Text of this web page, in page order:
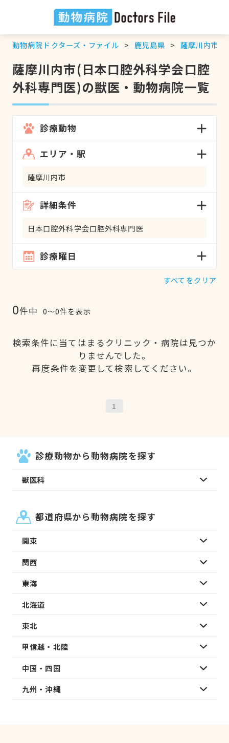
動物病院ドクターズ・ファイル 鹿児島県 薩摩川内市
薩摩川内市(日本口腔外科学会口腔
外科専門医)の獣医・動物病院一覧
診療動物
エリア・駅
薩摩川内市
詳細条件
日本口腔外科学会口腔外科専門医
診療曜日
すべてをクリア
0件中 0〜0件を表示
検索条件に当てはまるクリニック・病院は見つか
りませんでした。
再度条件を変更して検索してください。
1
診療動物から動物病院を探す
獣医科
都道府県から動物病院を探す
関東
関西
東海
北海道
東北
甲信越・北陸
中国・四国
九州・沖縄